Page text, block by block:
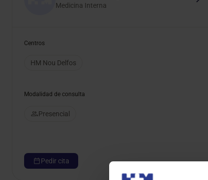
Medicina Interna
Centros
HM Nou Delfos
Modalidad de consulta
Presencial
Pedir cita